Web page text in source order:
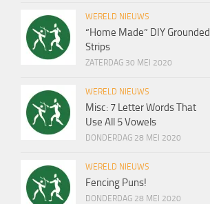
WERELD NIEUWS
“Home Made” DIY Grounded
Strips
ZATERDAG 30 MEI 2020
WERELD NIEUWS
Misc: 7 Letter Words That
Use All 5 Vowels
DONDERDAG 28 MEI 2020
WERELD NIEUWS
Fencing Puns!
DONDERDAG 28 MEI 2020